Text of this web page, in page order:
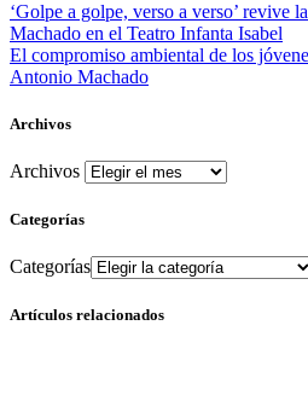
‘Golpe a golpe, verso a verso’ revive
Machado en el Teatro Infanta Isabel
El compromiso ambiental de los
Antonio Machado
Archivos
Archivos
Categorías
Categorías
Artículos relacionados